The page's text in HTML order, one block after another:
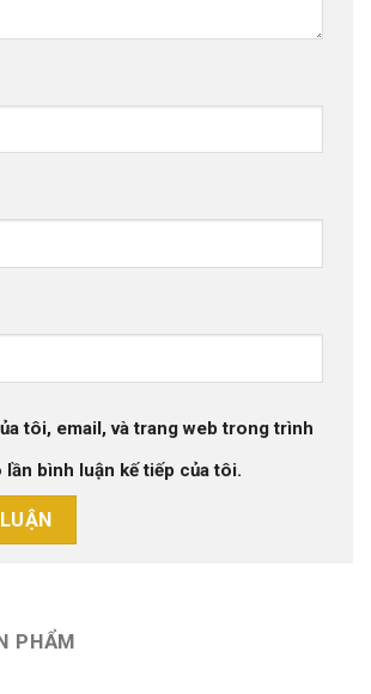
PHẨM
tôi, email, và trang web trong trình
lần bình luận kế tiếp của tôi.